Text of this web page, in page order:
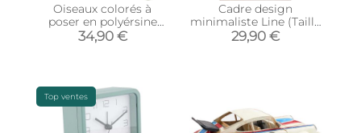
Oiseaux colorés à
poser en polyérsine
(Lot de 3)
34,90 €
Cadre design
minimaliste Line (Taille
2)
29,90 €
Top ventes